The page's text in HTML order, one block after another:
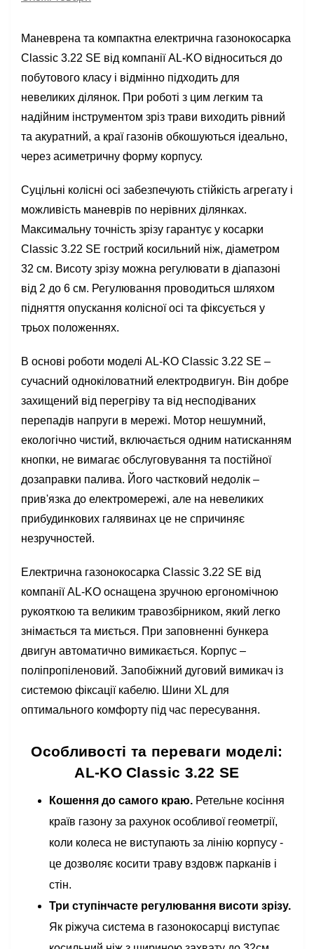
Маневрена та компактна електрична газонокосарка
Classic 3.22 SE від компанії AL-KO відноситься до
побутового класу і відмінно підходить для
невеликих ділянок. При роботі з цим легким та
надійним інструментом зріз трави виходить рівний
та акуратний, а краї газонів обкошуються ідеально,
через асиметричну форму корпусу.
Суцільні колісні осі забезпечують стійкість агрегату і
можливість маневрів по нерівних ділянках.
Максимальну точність зрізу гарантує у косарки
Classic 3.22 SE гострий косильний ніж, діаметром
32 см. Висоту зрізу можна регулювати в діапазоні
від 2 до 6 см. Регулювання проводиться шляхом
підняття опускання колісної осі та фіксується у
трьох положеннях.
В основі роботи моделі AL-KO Classic 3.22 SE –
сучасний однокіловатний електродвигун. Він добре
захищений від перегріву та від несподіваних
перепадів напруги в мережі. Мотор нешумний,
екологічно чистий, включається одним натисканням
кнопки, не вимагає обслуговування та постійної
дозаправки палива. Його частковий недолік –
прив'язка до електромережі, але на невеликих
прибудинкових галявинах це не спричиняє
незручностей.
Електрична газонокосарка Classic 3.22 SE від
компанії AL-KO оснащена зручною ергономічною
рукояткою та великим травозбірником, який легко
знімається та миється. При заповненні бункера
двигун автоматично вимикається. Корпус –
поліпропіленовий. Запобіжний дуговий вимикач із
системою фіксації кабелю. Шини XL для
оптимального комфорту під час пересування.
Особливості та переваги моделі:
AL-KO Classic 3.22 SE
Кошення до самого краю. Ретельне косіння
країв газону за рахунок особливої геометрії,
коли колеса не виступають за лінію корпусу -
це дозволяє косити траву вздовж парканів і
стін.
Три ступінчасте регулювання висоти зрізу.
Як ріжуча система в газонокосарці виступає